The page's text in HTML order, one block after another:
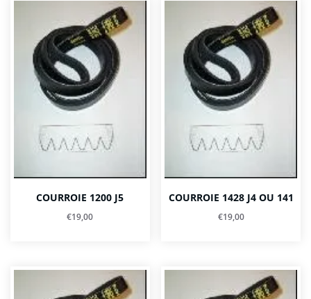
COURROIE 1200 J5
€19,00
COURROIE 1428 J4 OU 141
€19,00